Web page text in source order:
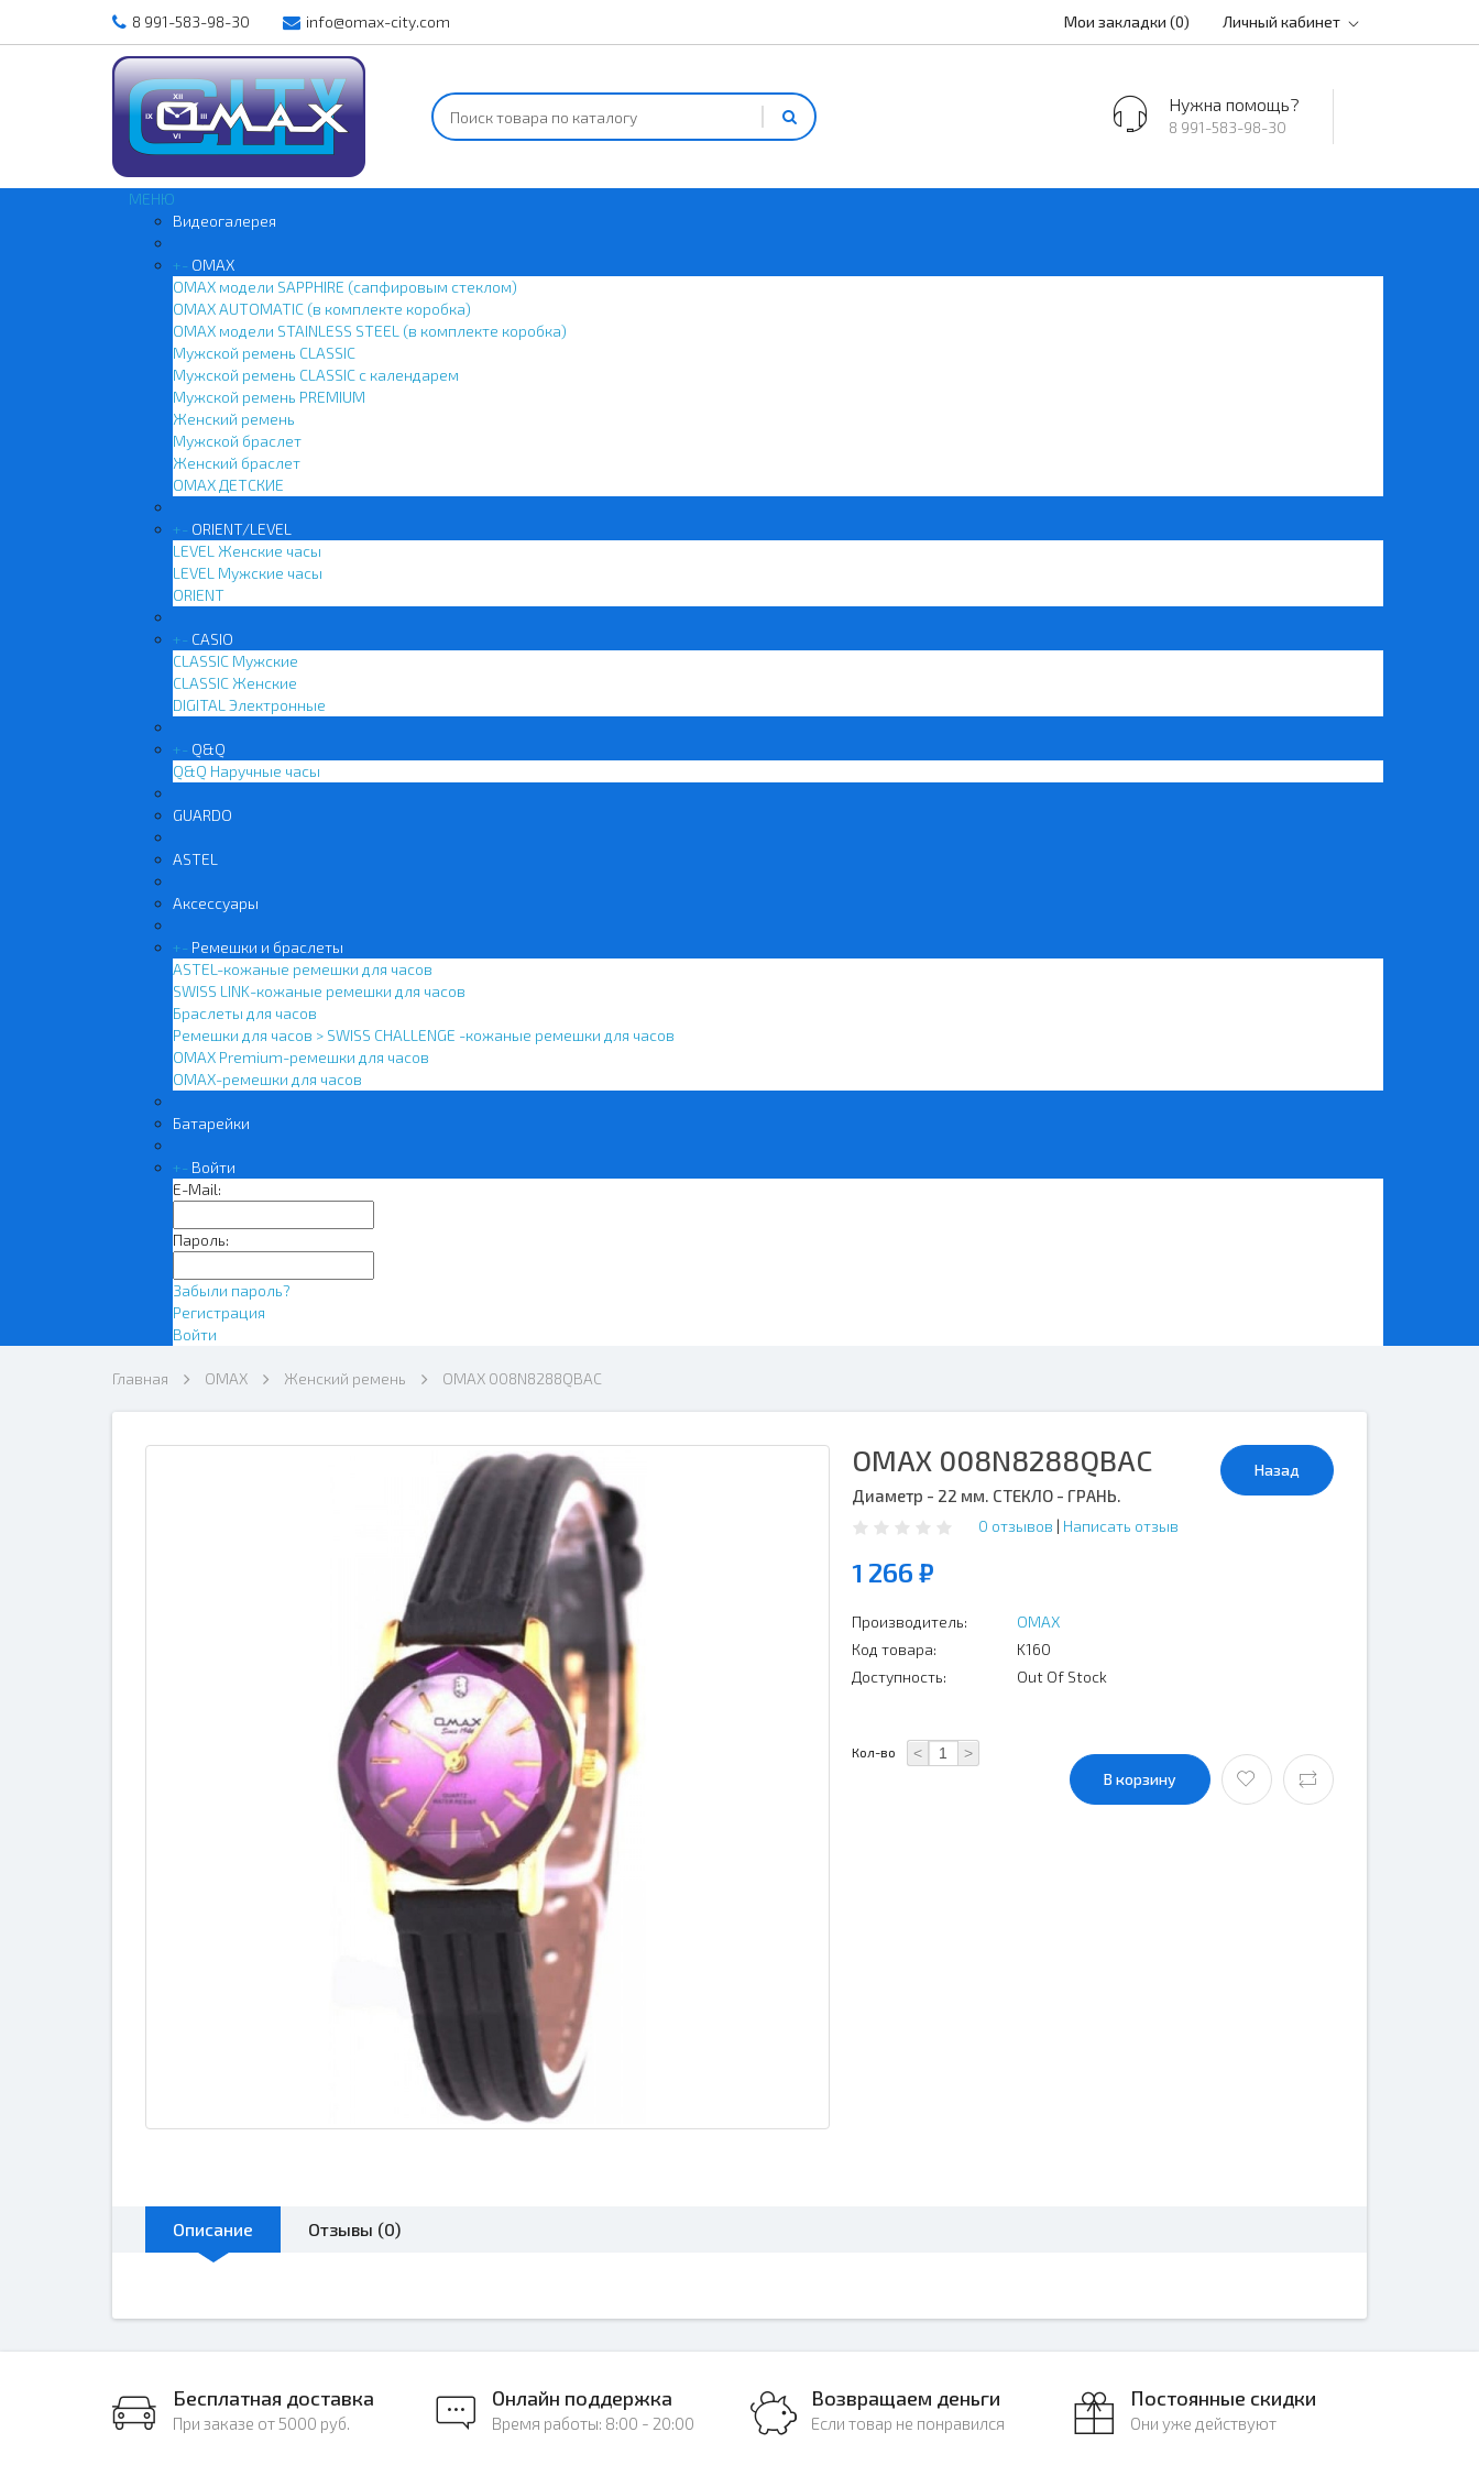
8 991-583-98-30 info@omax-city.com Мои закладки (0) Личный кабинет
Нужна помощь?
8 991-583-98-30
МЕНЮ
Видеогалерея
+- OMAX
OMAX модели SAPPHIRE (сапфировым стеклом)
OMAX AUTOMATIC (в комплекте коробка)
OMAX модели STAINLESS STEEL (в комплекте коробка)
Мужской ремень CLASSIC
Мужской ремень CLASSIC с календарем
Мужской ремень PREMIUM
Женский ремень
Мужской браслет
Женский браслет
OMAX ДЕТСКИЕ
+- ORIENT/LEVEL
LEVEL Женские часы
LEVEL Мужские часы
ORIENT
+- CASIO
CLASSIC Мужские
CLASSIC Женские
DIGITAL Электронные
+- Q&Q
Q&Q Наручные часы
GUARDO
ASTEL
Аксессуары
+- Ремешки и браслеты
ASTEL-кожаные ремешки для часов
SWISS LINK-кожаные ремешки для часов
Браслеты для часов
Ремешки для часов > SWISS CHALLENGE -кожаные ремешки для часов
OMAX Premium-ремешки для часов
OMAX-ремешки для часов
Батарейки
+- Войти
E-Mail:
Пароль:
Забыли пароль?
Регистрация
Войти
Главная OMAX Женский ремень OMAX 008N8288QBAC
Назад
OMAX 008N8288QBAC
Диаметр - 22 мм. СТЕКЛО - ГРАНЬ.
0 отзывов | Написать отзыв
1 266 ₽
Производитель:
OMAX
Код товара:
K160
Доступность:
Out Of Stock
Кол-во < >
В корзину
Описание Отзывы (0)
Бесплатная доставка
При заказе от 5000 руб.
Онлайн поддержка
Время работы: 8:00 - 20:00
Возвращаем деньги
Если товар не понравился
Постоянные скидки
Они уже действуют